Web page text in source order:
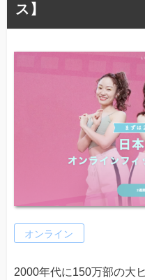
ス】
オンライン
2000年代に150万部の大